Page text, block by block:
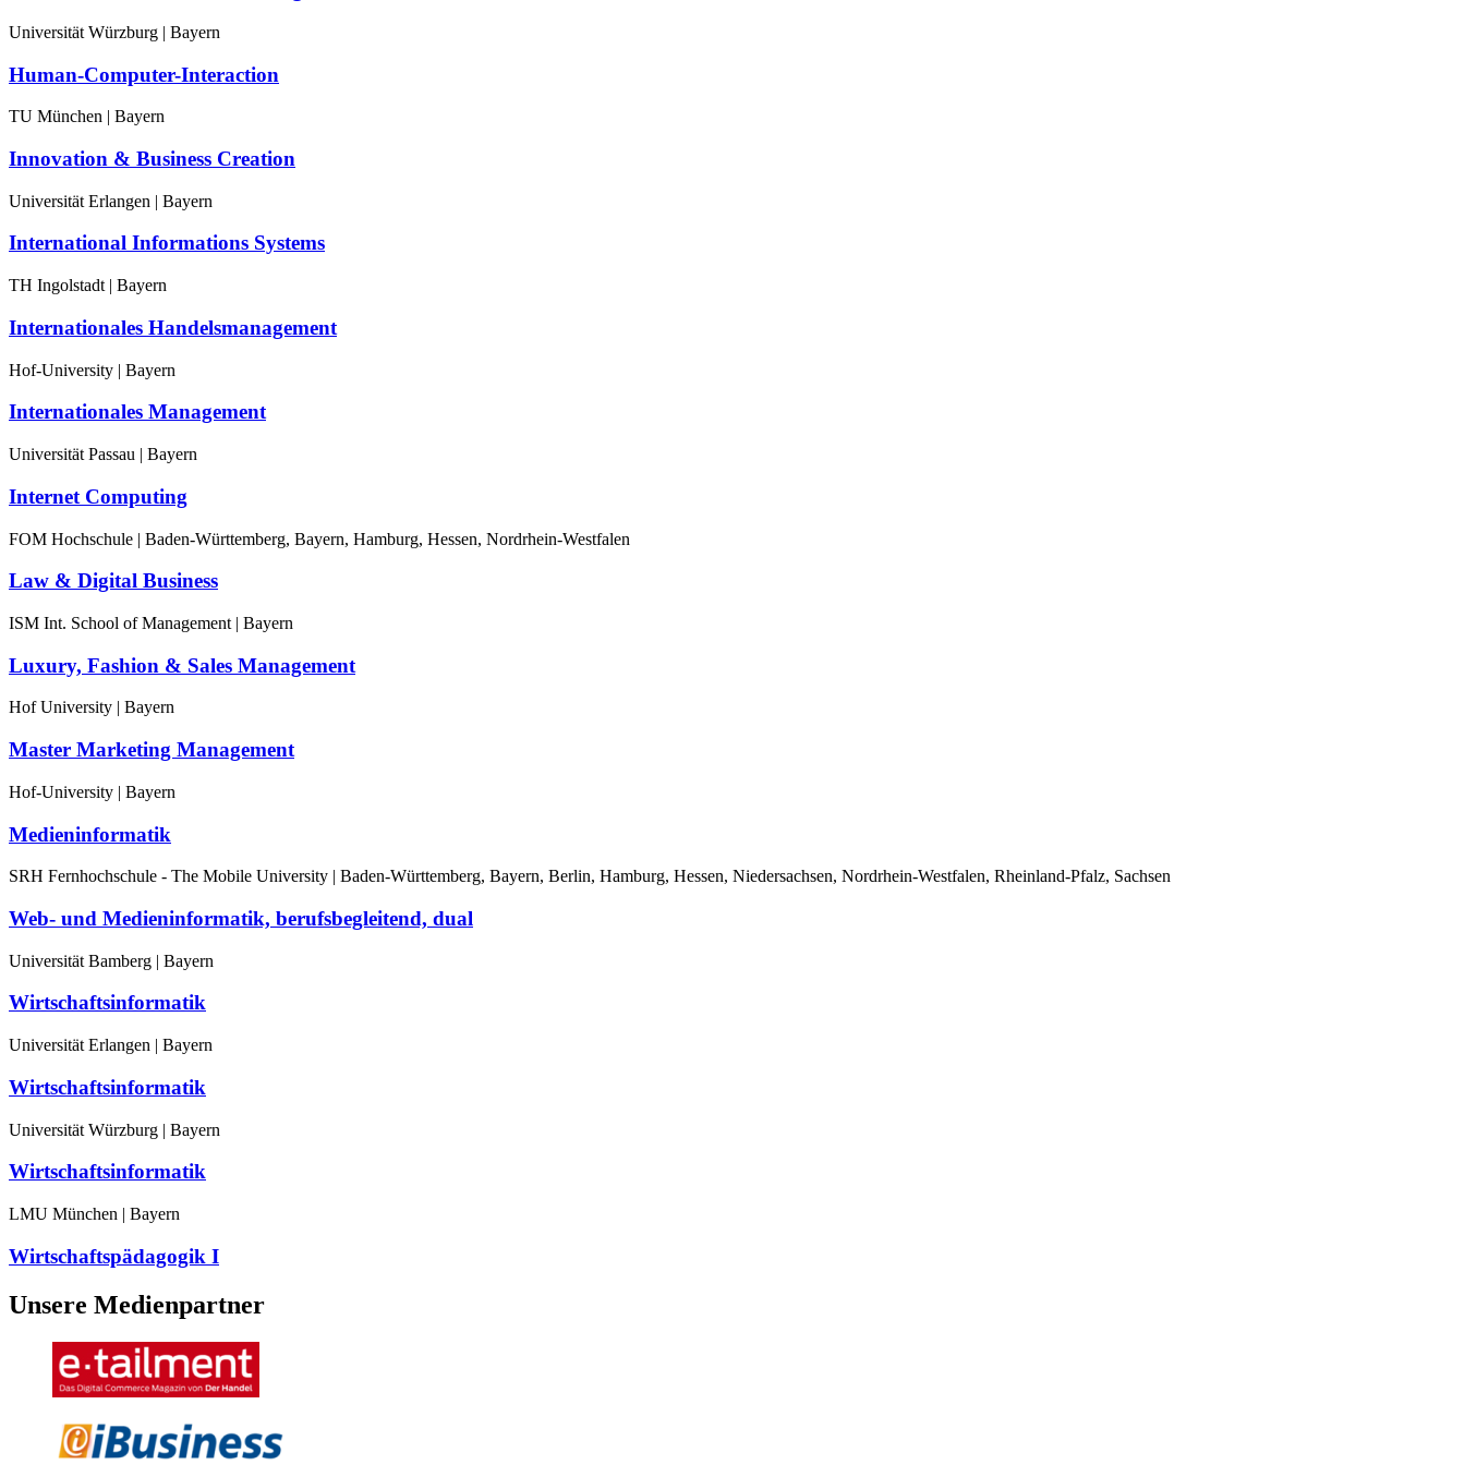
Universität Würzburg | Bayern
Human-Computer-Interaction
TU München | Bayern
Innovation & Business Creation
Universität Erlangen | Bayern
International Informations Systems
TH Ingolstadt | Bayern
Internationales Handelsmanagement
Hof-University | Bayern
Internationales Management
Universität Passau | Bayern
Internet Computing
FOM Hochschule | Baden-Württemberg, Bayern, Hamburg, Hessen, Nordrhein-Westfalen
Law & Digital Business
ISM Int. School of Management | Bayern
Luxury, Fashion & Sales Management
Hof University | Bayern
Master Marketing Management
Hof-University | Bayern
Medieninformatik
SRH Fernhochschule - The Mobile University | Baden-Württemberg, Bayern, Berlin, Hamburg, Hessen, Niedersachsen, Nordrhein-Westfalen, Rheinland-Pfalz, Sachsen
Web- und Medieninformatik, berufsbegleitend, dual
Universität Bamberg | Bayern
Wirtschaftsinformatik
Universität Erlangen | Bayern
Wirtschaftsinformatik
Universität Würzburg | Bayern
Wirtschaftsinformatik
LMU München | Bayern
Wirtschaftspädagogik I
Unsere Medienpartner